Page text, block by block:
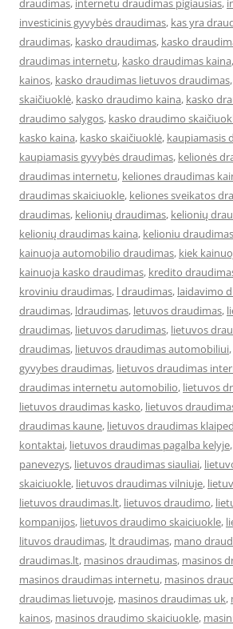
draudimas, internetu draudimas pigiausias,
investicinis gyvybės draudimas, kas yra
draudimas, kasko draudimas, kasko
draudimas internetu, kasko draudimas kaina,
kainos, kasko draudimas lietuvos draudimas,
skaičiuoklė, kasko draudimo kaina, kasko
draudimo salygos, kasko draudimo
kasko kaina, kasko skaičiuoklė, kaupiamasis
kaupiamasis gyvybės draudimas, kelionės
draudimas internetu, keliones draudimas
draudimas skaiciuokle, keliones sveikatos
draudimas, kelionių draudimas, kelionių
kelionių draudimas kaina, kelioniu
kainuoja automobilio draudimas, kiek
kainuoja kasko draudimas, kredito
kroviniu draudimas, l draudimas, laidavimo
draudimas, ldraudimas, letuvos draudimas,
draudimas, lietuvos darudimas, lietuvos
draudimas, lietuvos draudimas automobiliui,
gyvybes draudimas, lietuvos draudimas
draudimas internetu automobilio, lietuvos
lietuvos draudimas kasko, lietuvos
draudimas kaune, lietuvos draudimas
kontaktai, lietuvos draudimas pagalba kelyje,
panevezys, lietuvos draudimas siauliai,
skaiciuokle, lietuvos draudimas vilniuje,
lietuvos draudimas.lt, lietuvos draudimo,
kompanijos, lietuvos draudimo skaiciuokle,
lituvos draudimas, lt draudimas, mano
draudimas.lt, masinos draudimas, masinos
masinos draudimas internetu, masinos
draudimas lietuvoje, masinos draudimas uk,
kainos, masinos draudimo skaiciuokle,